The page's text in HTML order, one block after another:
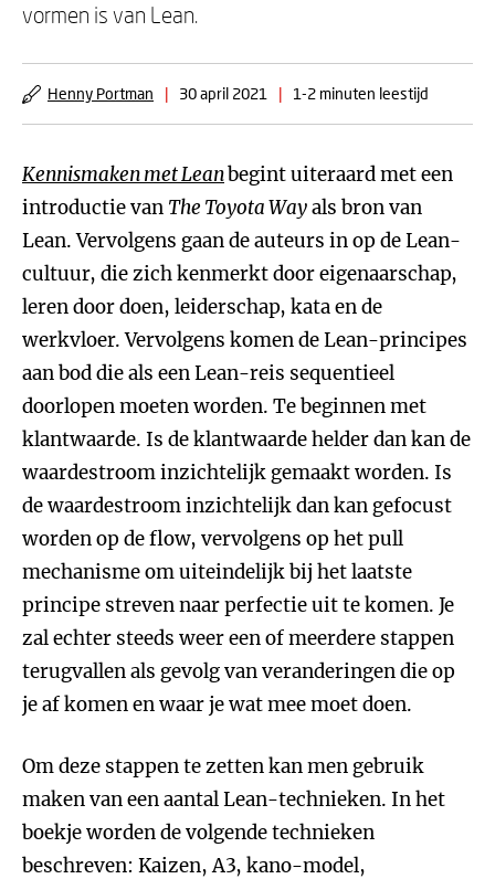
vormen is van Lean.
Henny Portman | 30 april 2021 | 1-2 minuten leestijd
Kennismaken met Leanbegint uiteraard met een
introductie van The Toyota Wayals bron van
Lean. Vervolgens gaan de auteurs in op de Lean-
cultuur, die zich kenmerkt door eigenaarschap,
leren door doen, leiderschap, kata en de
werkvloer. Vervolgens komen de Lean-principes
aan bod die als een Lean-reis sequentieel
doorlopen moeten worden. Te beginnen met
klantwaarde. Is de klantwaarde helder dan kan de
waardestroom inzichtelijk gemaakt worden. Is
de waardestroom inzichtelijk dan kan gefocust
worden op de flow, vervolgens op het pull
mechanisme om uiteindelijk bij het laatste
principe streven naar perfectie uit te komen. Je
zal echter steeds weer een of meerdere stappen
terugvallen als gevolg van veranderingen die op
je af komen en waar je wat mee moet doen.
Om deze stappen te zetten kan men gebruik
maken van een aantal Lean-technieken. In het
boekje worden de volgende technieken
beschreven: Kaizen, A3, kano-model,